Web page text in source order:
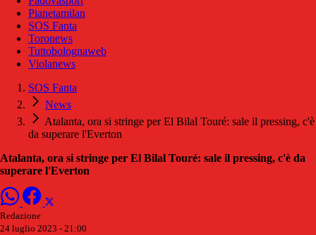
Pianetamilan
SOS Fanta
Toronews
Tuttobolognaweb
Violanews
SOS Fanta
News
Atalanta, ora si stringe per El Bilal Touré: sale il pressing, c'è
da superare l'Everton
Atalanta, ora si stringe per El Bilal Touré: sale il pressing, c'è da
superare l'Everton
Redazione
24 luglio 2023 - 21:00